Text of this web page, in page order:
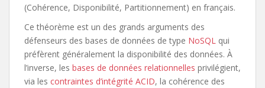
(Cohérence, Disponibilité, Partitionnement) en français.
Ce théorème est un des grands arguments des
défenseurs des bases de données de type NoSQL qui
préfèrent généralement la disponibilité des données. À
l’inverse, les bases de données relationnelles privilégient,
via les contraintes d’intégrité ACID, la cohérence des